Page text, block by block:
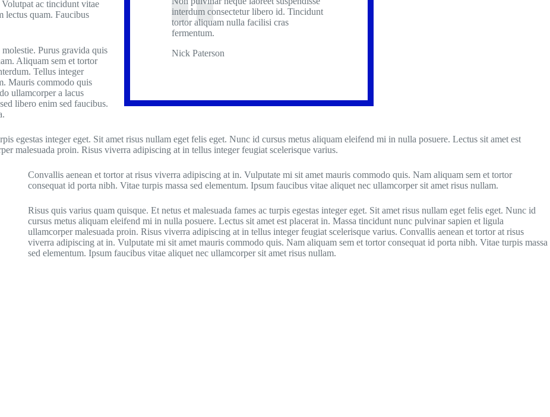
interdum consectetur libero id. Tincidunt
tortor aliquam nulla facilisi cras
fermentum.
Nick Paterson
ac tincidunt vitae
lectus quam. Faucibus
Purus gravida quis
Aliquam sem et tortor
Tellus integer
Mauris commodo quis
ullamcorper a lacus
libero enim sed faucibus.
egestas integer eget. Sit amet risus nullam eget felis eget. Nunc id cursus metus aliquam eleifend mi in nulla posuere. Lectus sit amet est
malesuada proin. Risus viverra adipiscing at in tellus integer feugiat scelerisque varius.
Convallis aenean et tortor at risus viverra adipiscing at in. Vulputate mi sit amet mauris commodo quis. Nam aliquam sem et tortor
consequat id porta nibh. Vitae turpis massa sed elementum. Ipsum faucibus vitae aliquet nec ullamcorper sit amet risus nullam.
Risus quis varius quam quisque. Et netus et malesuada fames ac turpis egestas integer eget. Sit amet risus nullam eget felis eget. Nunc id
cursus metus aliquam eleifend mi in nulla posuere. Lectus sit amet est placerat in. Massa tincidunt nunc pulvinar sapien et ligula
ullamcorper malesuada proin. Risus viverra adipiscing at in tellus integer feugiat scelerisque varius. Convallis aenean et tortor at risus
viverra adipiscing at in. Vulputate mi sit amet mauris commodo quis. Nam aliquam sem et tortor consequat id porta nibh. Vitae turpis massa
sed elementum. Ipsum faucibus vitae aliquet nec ullamcorper sit amet risus nullam.